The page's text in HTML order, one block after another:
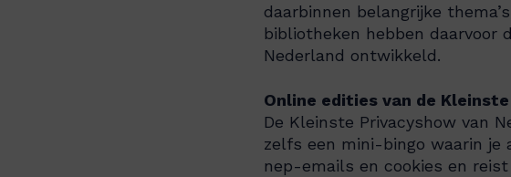
daarbinnen belangrijke
bibliotheken hebben daarvoor
Nederland ontwikkeld.
Online edities van de
De Kleinste Privacyshow van
zelfs een mini-bingo waarin je
nep-emails en cookies en